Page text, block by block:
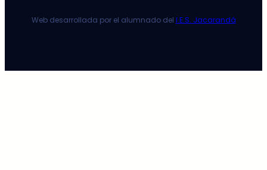
Web desarrollada por el alumnado del I.E.S. Jacarandá